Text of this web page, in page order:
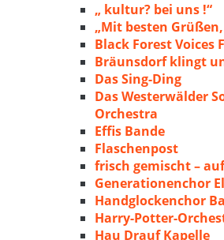
„ kultur? bei uns !“
„Mit besten
Black Forest Voices
Bräunsdorf klingt
Das Sing-Ding
Das Westerwälder
Orchestra
Effis Bande
Flaschenpost
frisch gemischt –
Generationenchor
Handglockenchor
Harry-Potter-
Hau Drauf Kapelle